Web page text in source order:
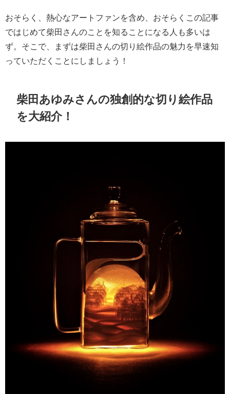
おそらく、熱心なアートファンを含め、おそらくこの記事
ではじめて柴田さんのことを知ることになる人も多いは
ず。そこで、まずは柴田さんの切り絵作品の魅力を早速知
っていただくことにしましょう！
柴田あゆみさんの独創的な切り絵作品
を大紹介！